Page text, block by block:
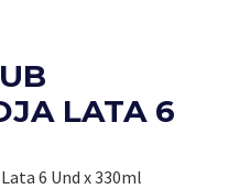
LATA 6
6 Und x 330ml